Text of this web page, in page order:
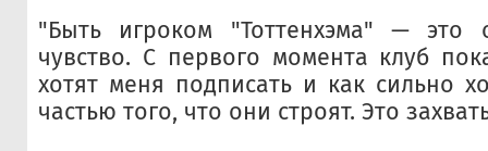
"Быть игроком "Тоттенхэма" — это
чувство. С первого момента клуб
хотят меня подписать и как сильно
частью того, что они строят. Это